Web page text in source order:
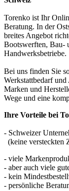
Torenko ist Ihr
Beratung. In der
breites Angebot
Bootswerften, Bau-
Handwerksbetriebe.
Bei uns finden Sie
Werkstattbedarf
Marken und
Wege und eine
Ihre Vorteile bei
- Schweizer
(keine versteckten
- viele
- aber auch viele
- kein
- persönliche